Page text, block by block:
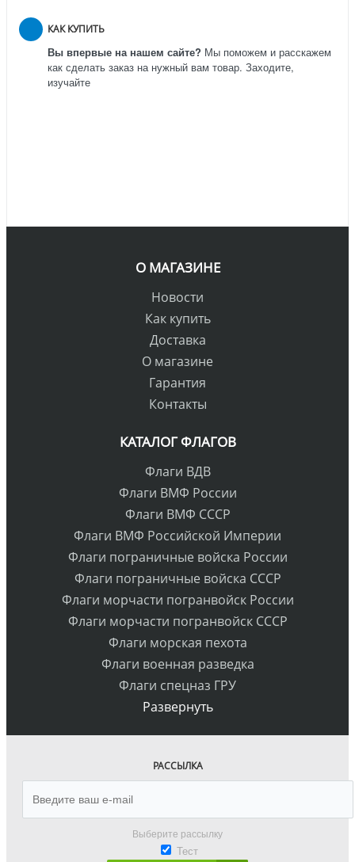
КАК КУПИТЬ
Вы впервые на нашем сайте? Мы поможем и расскажем
как сделать заказ на нужный вам товар. Заходите,
изучайте
О МАГАЗИНЕ
Новости
Как купить
Доставка
О магазине
Гарантия
Контакты
КАТАЛОГ ФЛАГОВ
Флаги ВДВ
Флаги ВМФ России
Флаги ВМФ СССР
Флаги ВМФ Российской Империи
Флаги пограничные войска России
Флаги пограничные войска СССР
Флаги морчасти погранвойск России
Флаги морчасти погранвойск СССР
Флаги морская пехота
Флаги военная разведка
Флаги спецназ ГРУ
Развернуть
РАССЫЛКА
Выберите рассылку
Тест